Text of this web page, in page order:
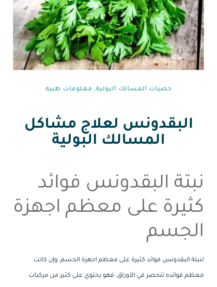
حصيات المسالك البولية, معلومات طبيه⁩
البقدونس لعلاج مشاكل
المسالك البولية
نبتة البقدونس فوائد
كثيرة على معظم اجهزة
الجسم
لنبتة البقدونس فوائد كثيرة على معظم اجهزة الجسم، وإن كانت
معظم فوائده تنحصر في الأوراق، فهو يحتوي على كثير من مركبات